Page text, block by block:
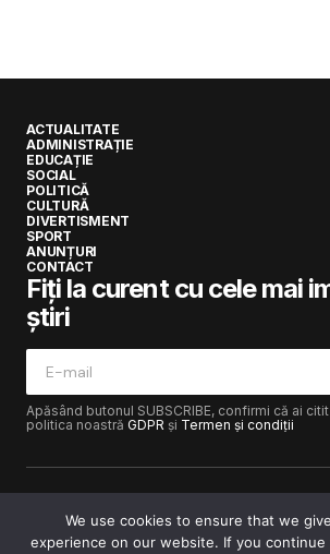
ACTUALITATE
ADMINISTRAȚIE
EDUCAȚIE
SOCIAL
POLITICĂ
CULTURĂ
DIVERTISMENT
SPORT
ANUNȚURI
CONTACT
Fiți la curent cu cele mai
știri
Apăsând butonul SUBSCRIBE, confirmi că ai
politica noastră GDPR și Termen și condiții
Copyright © 2017-2025Lugojeanul.ro· Toate
We use cookies to ensure that we
experience on our website. If you